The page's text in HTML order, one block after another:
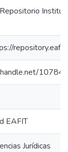
EAFIT
Jurídicas